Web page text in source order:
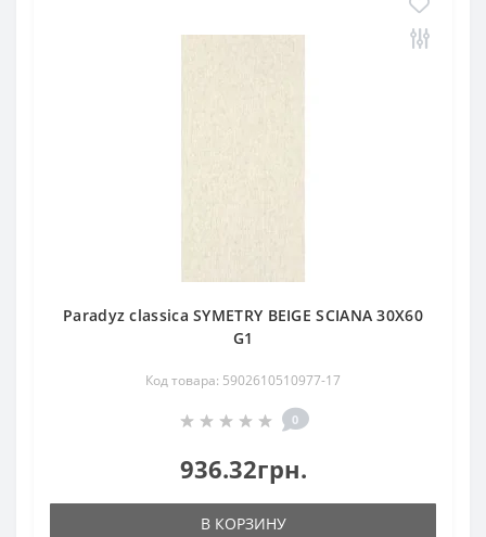
Paradyz classica SYMETRY BEIGE SCIANA 30X60
G1
Код товара: 5902610510977-17
0
936.32грн.
В КОРЗИНУ